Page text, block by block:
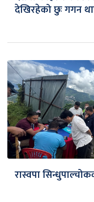
देखिरहेको छुः गगन
रास्वपा